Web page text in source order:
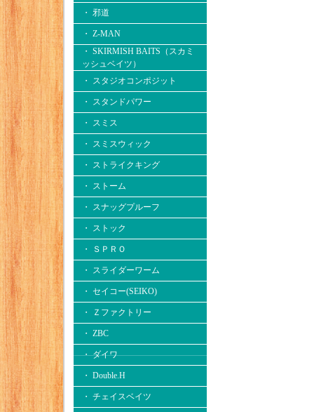
・ 邪道
・ Z-MAN
・ SKIRMISH BAITS（スカミ
ッシュベイツ）
・ スタジオコンポジット
・ スタンドパワー
・ スミス
・ スミスウィック
・ ストライクキング
・ ストーム
・ スナッグプルーフ
・ ストック
・ ＳＰＲＯ
・ スライダーワーム
・ セイコー(SEIKO)
・ Ｚファクトリー
・ ZBC
・ ダイワ
・ Double.H
・ チェイスベイツ